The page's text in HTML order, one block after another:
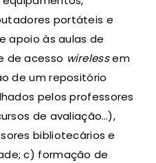
portáteis e
apoio às aulas de
de acesso wirelessem
de um repositório
pelos professores
de avaliação…),
bibliotecários e
c) formação de